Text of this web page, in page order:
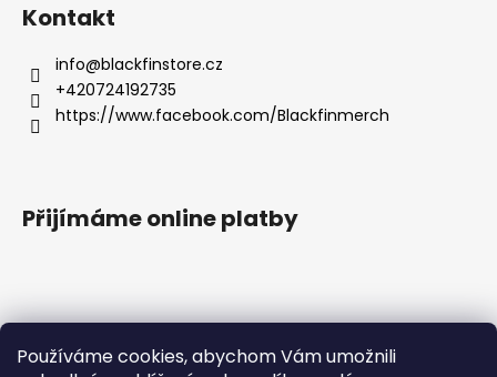
Používáme cookies, abychom Vám umožnili
Kontakt
info@blackfinstore.cz
+420724192735
https://www.facebook.com/Blackfinmerch
Přijímáme online platby